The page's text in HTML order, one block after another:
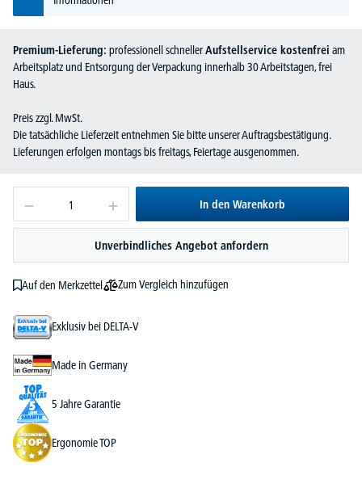
Premium-Lieferung: professionell schnellerAufstellservice kostenfrei am
Arbeitsplatz und Entsorgung der Verpackung innerhalb 30 Arbeitstagen, frei
Haus.
Preis zzgl. MwSt.
Die tatsächliche Lieferzeit entnehmen Sie bitte unserer Auftragsbestätigung.
Lieferungen erfolgen montags bis freitags, Feiertage ausgenommen.
In den Warenkorb
Unverbindliches Angebot anfordern
Auf den Merkzettel Zum Vergleich hinzufügen
Exklusiv bei DELTA-V
Made in Germany
5 Jahre Garantie
Ergonomie TOP